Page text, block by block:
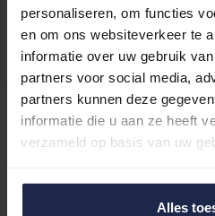
personaliseren, om functies
en om ons websiteverkeer te
informatie over uw gebruik
partners voor social media,
partners kunnen deze
informatie die u aan ze heeft
verzameld op basis van uw
Alles